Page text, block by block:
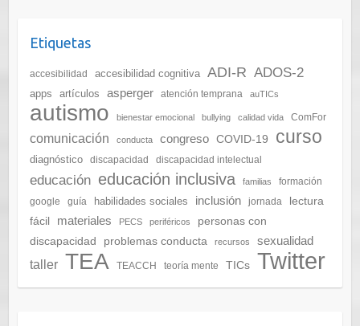
Etiquetas
accesibilidad accesibilidad cognitiva ADI-R ADOS-2
apps artículos asperger atención temprana auTICs
autismo bienestar emocional bullying calidad vida ComFor
comunicación conducta congreso COVID-19 curso
diagnóstico discapacidad discapacidad intelectual
educación educación inclusiva familias
formación
google
guía habilidades sociales inclusión jornada
lectura
fácil
materiales PECS periféricos
personas con
discapacidad
problemas conducta recursos sexualidad
taller TEA TEACCH teoría mente TICs Twitter